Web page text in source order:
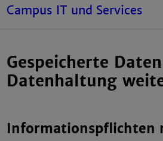
Campus IT und Services
Gespeicherte
Datenhaltung
Informationspflichten